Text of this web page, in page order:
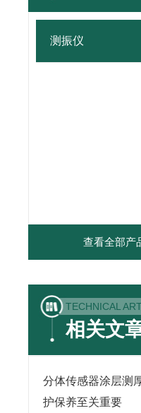
测振仪
查看全部产
TECHNICAL
相关文
分体传感器涂层测
护保养至关重要